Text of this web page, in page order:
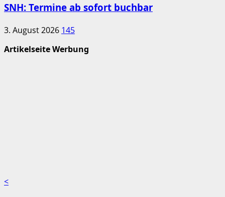
SNH: Termine ab sofort buchbar
3. August 2026 145
Artikelseite Werbung
<